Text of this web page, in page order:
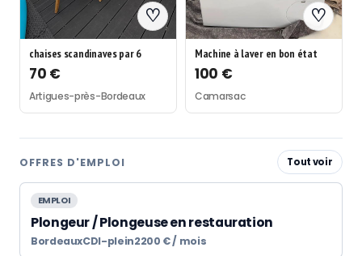
♡
chaises scandinaves par 6
70 €
Artigues-près-Bordeaux
♡
Machine à laver en bon état
100 €
Camarsac
OFFRES D'EMPLOI Tout voir
EMPLOI
Plongeur / Plongeuse en restauration
BordeauxCDI-plein2200 € / mois